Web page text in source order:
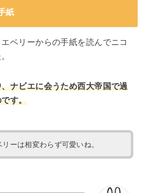
紙
ベリーからの手紙を読んでニコ
ナビエに会うため西大帝国で過
す。
リーは相変わらず可愛いね。